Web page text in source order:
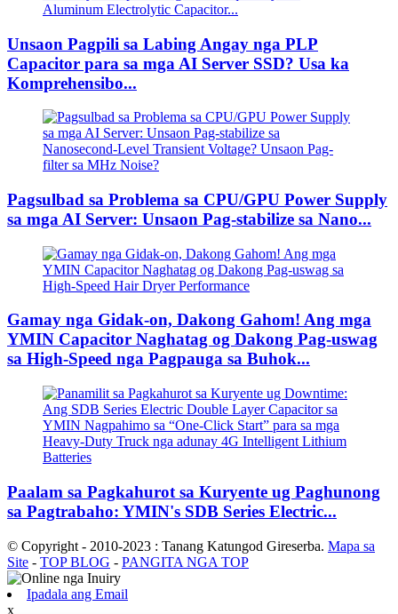
Unsaon Pagpili sa Labing Angay nga PLP
Capacitor para sa mga AI Server SSD? Usa ka
Komprehensibo...
Pagsulbad sa Problema sa CPU/GPU Power Supply
sa mga AI Server: Unsaon Pag-stabilize sa Nano...
Gamay nga Gidak-on, Dakong Gahom! Ang mga
YMIN Capacitor Naghatag og Dakong Pag-uswag
sa High-Speed ​​​​nga Pagpauga sa Buhok...
Paalam sa Pagkahurot sa Kuryente ug Paghunong
sa Pagtrabaho: YMIN's SDB Series Electric...
© Copyright - 2010-2023 : Tanang Katungod Gireserba. Mapa sa
Site - TOP BLOG - PANGITA NGA TOP
Ipadala ang Email
x